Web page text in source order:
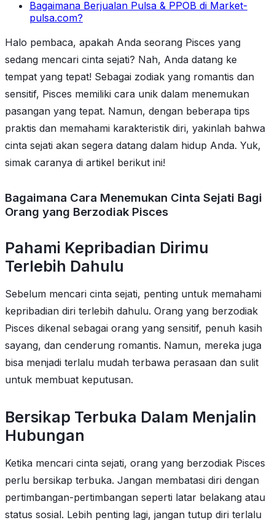
Bagaimana Berjualan Pulsa & PPOB di Market-
pulsa.com?
Halo pembaca, apakah Anda seorang Pisces yang
sedang mencari cinta sejati? Nah, Anda datang ke
tempat yang tepat! Sebagai zodiak yang romantis dan
sensitif, Pisces memiliki cara unik dalam menemukan
pasangan yang tepat. Namun, dengan beberapa tips
praktis dan memahami karakteristik diri, yakinlah bahwa
cinta sejati akan segera datang dalam hidup Anda. Yuk,
simak caranya di artikel berikut ini!
Bagaimana Cara Menemukan Cinta Sejati Bagi
Orang yang Berzodiak Pisces
Pahami Kepribadian Dirimu
Terlebih Dahulu
Sebelum mencari cinta sejati, penting untuk memahami
kepribadian diri terlebih dahulu. Orang yang berzodiak
Pisces dikenal sebagai orang yang sensitif, penuh kasih
sayang, dan cenderung romantis. Namun, mereka juga
bisa menjadi terlalu mudah terbawa perasaan dan sulit
untuk membuat keputusan.
Bersikap Terbuka Dalam Menjalin
Hubungan
Ketika mencari cinta sejati, orang yang berzodiak Pisces
perlu bersikap terbuka. Jangan membatasi diri dengan
pertimbangan-pertimbangan seperti latar belakang atau
status sosial. Lebih penting lagi, jangan tutup diri terlalu